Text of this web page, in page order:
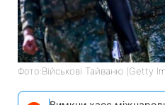
Фото:Військові Тайваню (Getty